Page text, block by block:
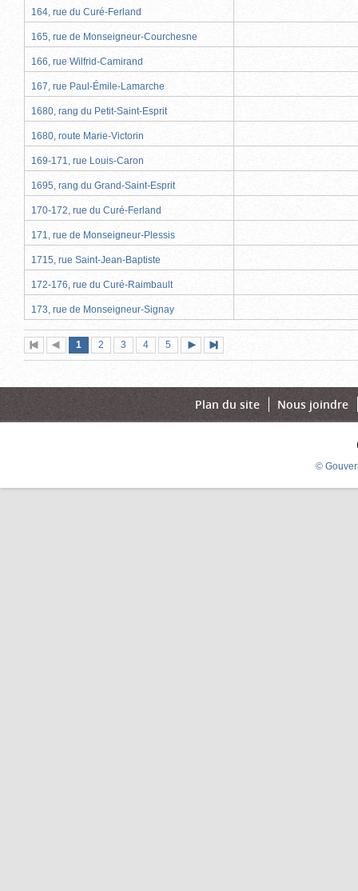
164, rue du Curé-Ferland
165, rue de Monseigneur-Courchesne
166, rue Wilfrid-Camirand
167, rue Paul-Émile-Lamarche
1680, rang du Petit-Saint-Esprit
1680, route Marie-Victorin
169-171, rue Louis-Caron
1695, rang du Grand-Saint-Esprit
170-172, rue du Curé-Ferland
171, rue de Monseigneur-Plessis
1715, rue Saint-Jean-Baptiste
172-176, rue du Curé-Raimbault
173, rue de Monseigneur-Signay
Première
page
Page
précédente
Page
1 (page
actuelle)
Page
2 Page
3 Page
4 Page
5
suivante
page
Plan du site Nous joindre
©